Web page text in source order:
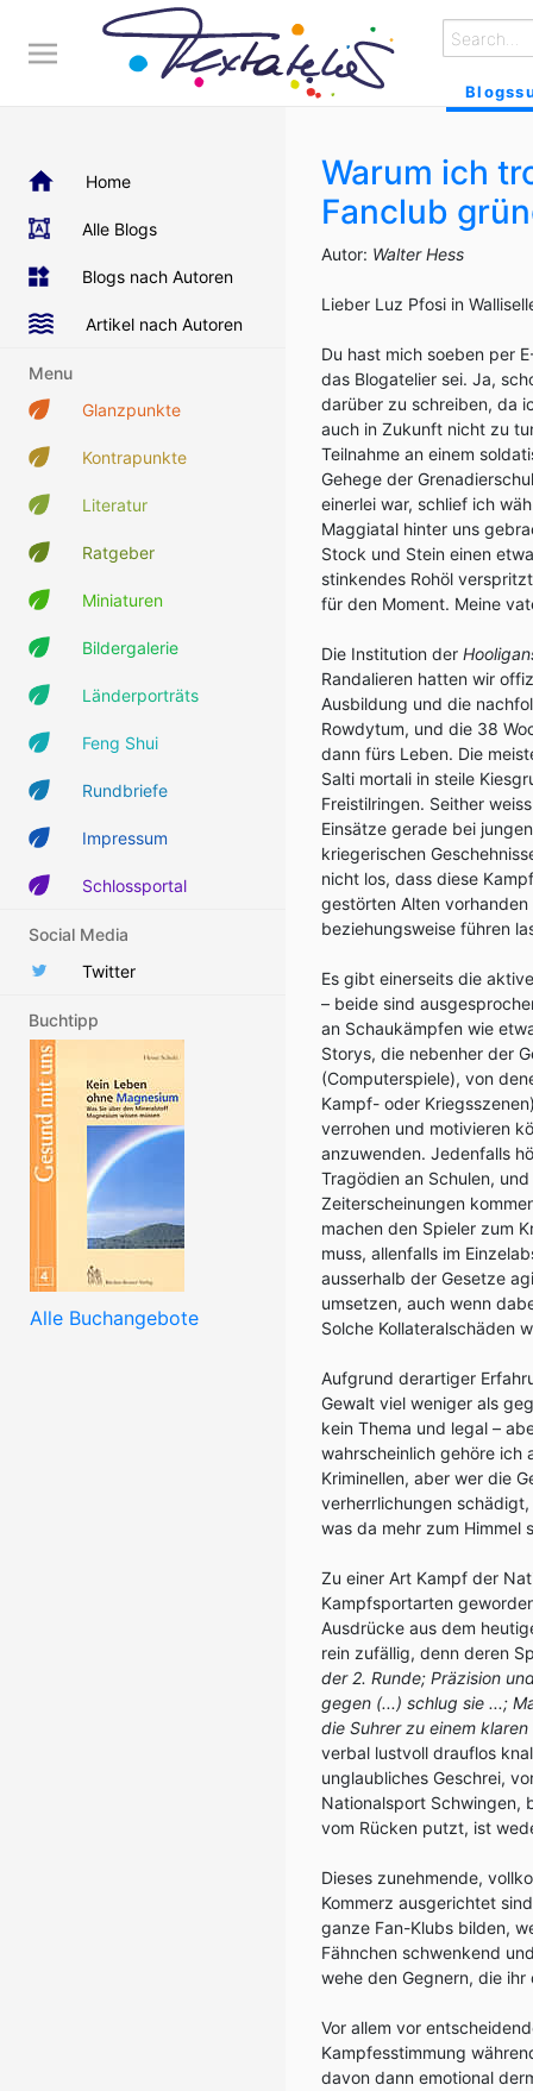
Home
Alle Blogs
Blogs nach Autoren
Artikel nach Autoren
Menu
Glanzpunkte
Kontrapunkte
Literatur
Ratgeber
Miniaturen
Bildergalerie
Länderporträts
Feng Shui
Rundbriefe
Impressum
Schlossportal
Social Media
Twitter
Buchtipp
Alle Buchangebote
Warum ich
Fanclub
Autor: Walter Hess
Lieber Luz Pfosi in
Du hast mich soeben per
das Blogatelier sei. Ja,
darüber zu schreiben, da
auch in Zukunft nicht zu
Teilnahme an einem
Gehege der
einerlei war, schlief ich
Maggiatal hinter uns
Stock und Stein einen
stinkendes Rohöl
für den Moment. Meine
Die Institution der
Randalieren hatten wir
Ausbildung und die
Rowdytum, und die 38
dann fürs Leben. Die
Salti mortali in steile
Freistilringen. Seither
Einsätze gerade bei
kriegerischen
nicht los, dass diese
gestörten Alten
beziehungsweise führen
Es gibt einerseits die
– beide sind
an Schaukämpfen wie
Storys, die nebenher der
(Computerspiele), von
Kampf- oder
verrohen und motivieren
anzuwenden. Jedenfalls
Tragödien an Schulen,
Zeiterscheinungen
machen den Spieler zum
muss, allenfalls im
ausserhalb der Gesetze
umsetzen, auch wenn
Solche Kollateralschäden
Aufgrund derartiger
Gewalt viel weniger als
kein Thema und legal –
wahrscheinlich gehöre ich
Kriminellen, aber wer die
verherrlichungen
was da mehr zum Himmel
Zu einer Art Kampf der
Kampfsportarten
Ausdrücke aus dem
rein zufällig, denn deren
der 2. Runde; Präzision
gegen (...) schlug sie ...;
die Suhrer zu einem
verbal lustvoll drauflos
unglaubliches Geschrei,
Nationalsport Schwingen,
vom Rücken putzt, ist
Dieses zunehmende,
Kommerz ausgerichtet
ganze Fan-Klubs bilden,
Fähnchen schwenkend
wehe den Gegnern, die
Vor allem vor
Kampfesstimmung
davon dann emotional